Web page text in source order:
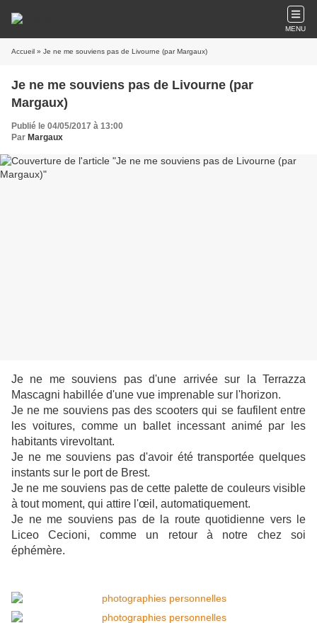
MENU
Accueil » Je ne me souviens pas de Livourne (par Margaux)
Je ne me souviens pas de Livourne (par
Margaux)
Publié le 04/05/2017 à 13:00
Par Margaux
Je ne me souviens pas d'une arrivée sur la Terrazza
Mascagni habillée d'une vue imprenable sur l'horizon.
Je ne me souviens pas des scooters qui se faufilent entre
les voitures, comme un ballet incessant animé par les
habitants virevoltant.
Je ne me souviens pas d'avoir été transportée quelques
instants sur le port de Brest.
Je ne me souviens pas de cette palette de couleurs visible
à tout moment, qui attire l'œil, automatiquement.
Je ne me souviens pas de la route quotidienne vers le
Liceo Cecioni, comme un retour à notre chez soi
éphémère.